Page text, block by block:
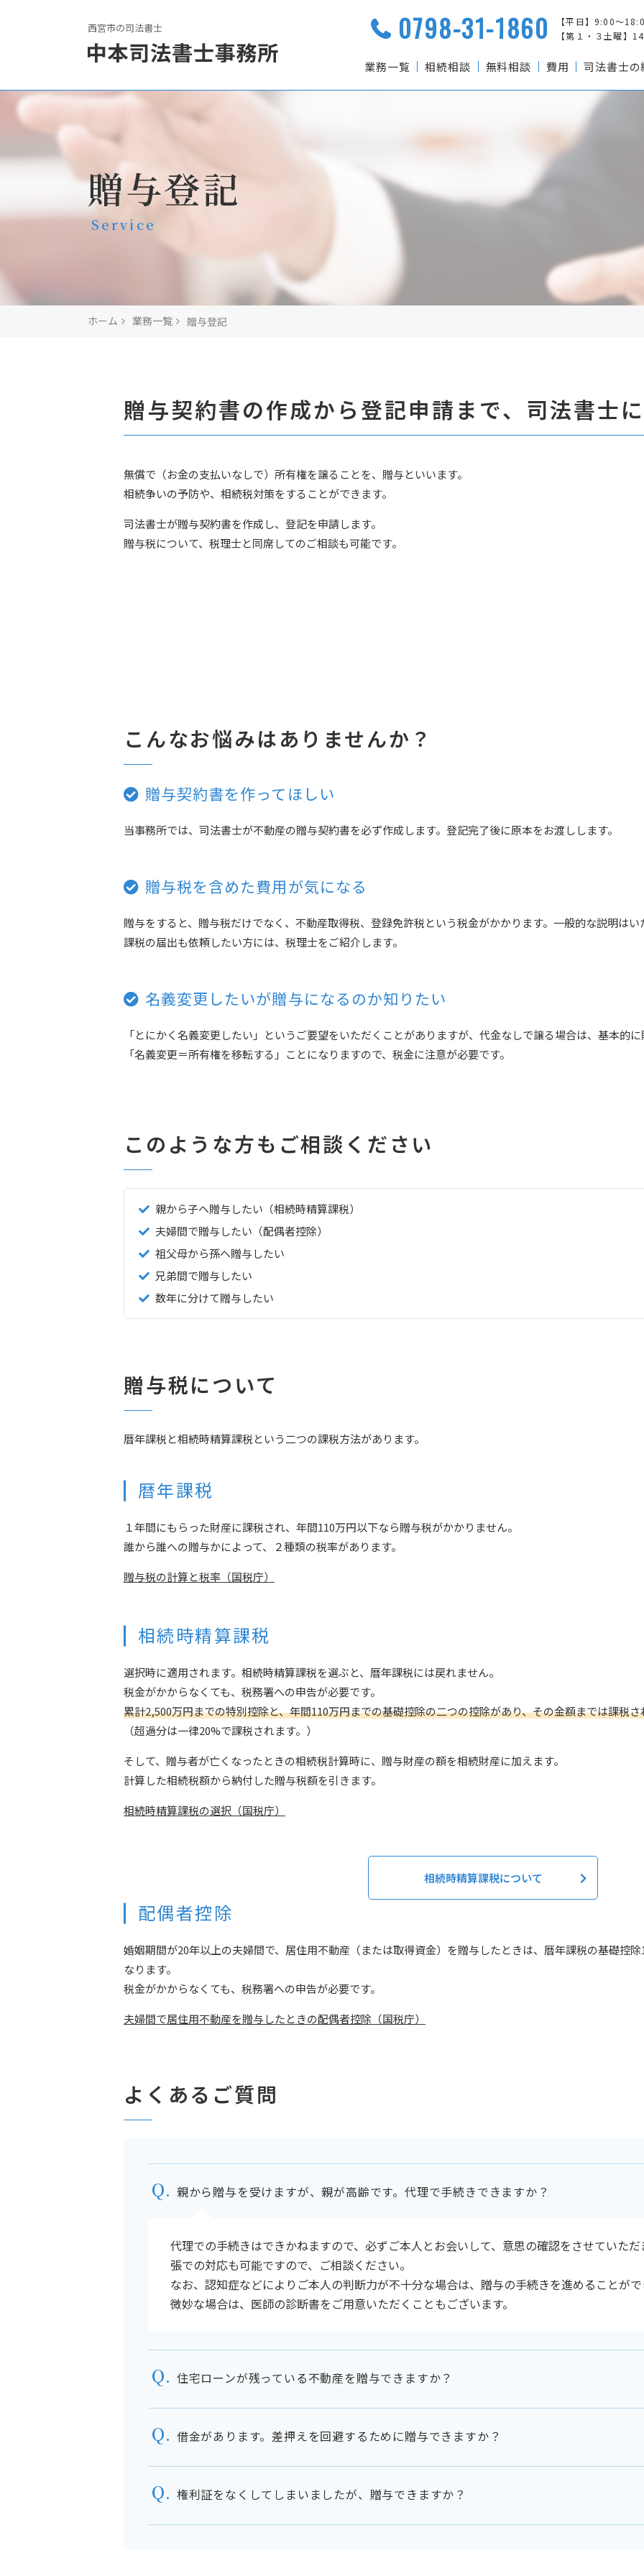
西宮市の司法書士 0798-31-1860
【平日】9:00～
【第１・３土曜】
業務一覧 相続相談 無料相談 費用 司法書士の
贈与登記
Service
ホーム 業務一覧 贈与登記
贈与契約書の作成から登記申請まで、 司法書士
無償で（お金の支払いなしで）所有権を譲ることを、贈与といいます。
相続争いの予防や、相続税対策をすることができます。
司法書士が贈与契約書を作成し、登記を申請します。
贈与税について、税理士と同席してのご相談も可能です。
こんなお悩みはありませんか？
贈与契約書を作ってほしい
当事務所では、司法書士が不動産の贈与契約書を必ず作成します。登記完了後に原本をお渡しします。
贈与税を含めた費用が気になる
贈与をすると、贈与税だけでなく、不動産取得税、登録免許税という税金がかかります。一般的な説明は
課税の届出も依頼したい方には、税理士をご紹介します。
名義変更したいが贈与になるのか知りたい
「とにかく名義変更したい」というご要望をいただくことがありますが、代金なしで譲る場合は、基本的に
「名義変更＝所有権を移転する」ことになりますので、税金に注意が必要です。
このような方もご相談ください
親から子へ贈与したい（相続時精算課税）
夫婦間で贈与したい（配偶者控除）
祖父母から孫へ贈与したい
兄弟間で贈与したい
数年に分けて贈与したい
贈与税について
暦年課税と相続時精算課税という二つの課税方法があります。
暦年課税
１年間にもらった財産に課税され、年間110万円以下なら贈与税がかかりません。
誰から誰への贈与かによって、２種類の税率があります。
贈与税の計算と税率（国税庁）
相続時精算課税
選択時に適用されます。相続時精算課税を選ぶと、暦年課税には戻れません。
税金がかからなくても、税務署への申告が必要です。
累計2,500万円までの特別控除と、年間110万円までの基礎控除の二つの控除があり、その金額までは課税
（超過分は一律20%で課税されます。）
そして、贈与者が亡くなったときの相続税計算時に、贈与財産の額を相続財産に加えます。
計算した相続税額から納付した贈与税額を引きます。
相続時精算課税の選択（国税庁）
相続時精算課税について
配偶者控除
婚姻期間が20年以上の夫婦間で、居住用不動産（または取得資金）を贈与したときは、暦年課税の基礎控
なります。
税金がかからなくても、税務署への申告が必要です。
夫婦間で居住用不動産を贈与したときの配偶者控除（国税庁）
よくあるご質問
親から贈与を受けますが、親が高齢です。代理で手続きできますか？
代理での手続きはできかねますので、必ずご本人とお会いして、意思の確認をさせていた
張での対応も可能ですので、ご相談ください。
なお、認知症などによりご本人の判断力が不十分な場合は、贈与の手続きを進めることがで
微妙な場合は、医師の診断書をご用意いただくこともございます。
住宅ローンが残っている不動産を贈与できますか？
借金があります。差押えを回避するために贈与できますか？
権利証をなくしてしまいましたが、贈与できますか？